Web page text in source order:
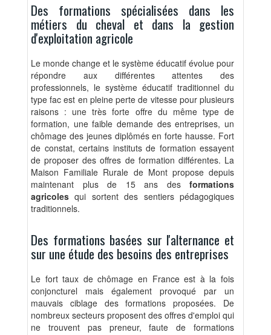
Des formations spécialisées dans les
métiers du cheval et dans la gestion
d'exploitation agricole
Le monde change et le système éducatif évolue pour
répondre aux différentes attentes des
professionnels, le système éducatif traditionnel du
type fac est en pleine perte de vitesse pour plusieurs
raisons : une très forte offre du même type de
formation, une faible demande des entreprises, un
chômage des jeunes diplômés en forte hausse. Fort
de constat, certains instituts de formation essayent
de proposer des offres de formation différentes. La
Maison Familiale Rurale de Mont propose depuis
maintenant plus de 15 ans des formations
agricoles qui sortent des sentiers pédagogiques
traditionnels.
Des formations basées sur l'alternance et
sur une étude des besoins des entreprises
Le fort taux de chômage en France est à la fois
conjoncturel mais également provoqué par un
mauvais ciblage des formations proposées. De
nombreux secteurs proposent des offres d'emploi qui
ne trouvent pas preneur, faute de formations